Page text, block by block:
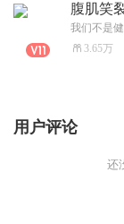
腹肌笑
我们不是
3.65万
用户评论
还